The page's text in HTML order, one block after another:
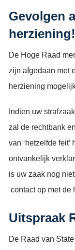
Gevolgen
herziening!
De Hoge Raad
zijn afgedaan met
herziening
Indien uw
zal de rechtbank
van ‘hetzelfde
ontvankelijk
is uw zaak nog
contact op met de
Uitspraak
De Raad van